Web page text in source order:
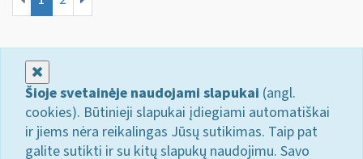
Šioje svetainėje naudojami slapukai (angl.
cookies). Būtinieji slapukai įdiegiami automatiškai
ir jiems nėra reikalingas Jūsų sutikimas. Taip pat
galite sutikti ir su kitų slapukų naudojimu. Savo